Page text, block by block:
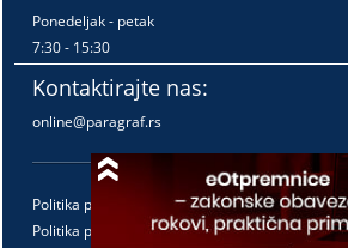
Ponedeljak - petak
7:30 - 15:30
Kontaktirajte nas:
online@paragraf.rs
Politika privatnosti
Politika pružanja usluga